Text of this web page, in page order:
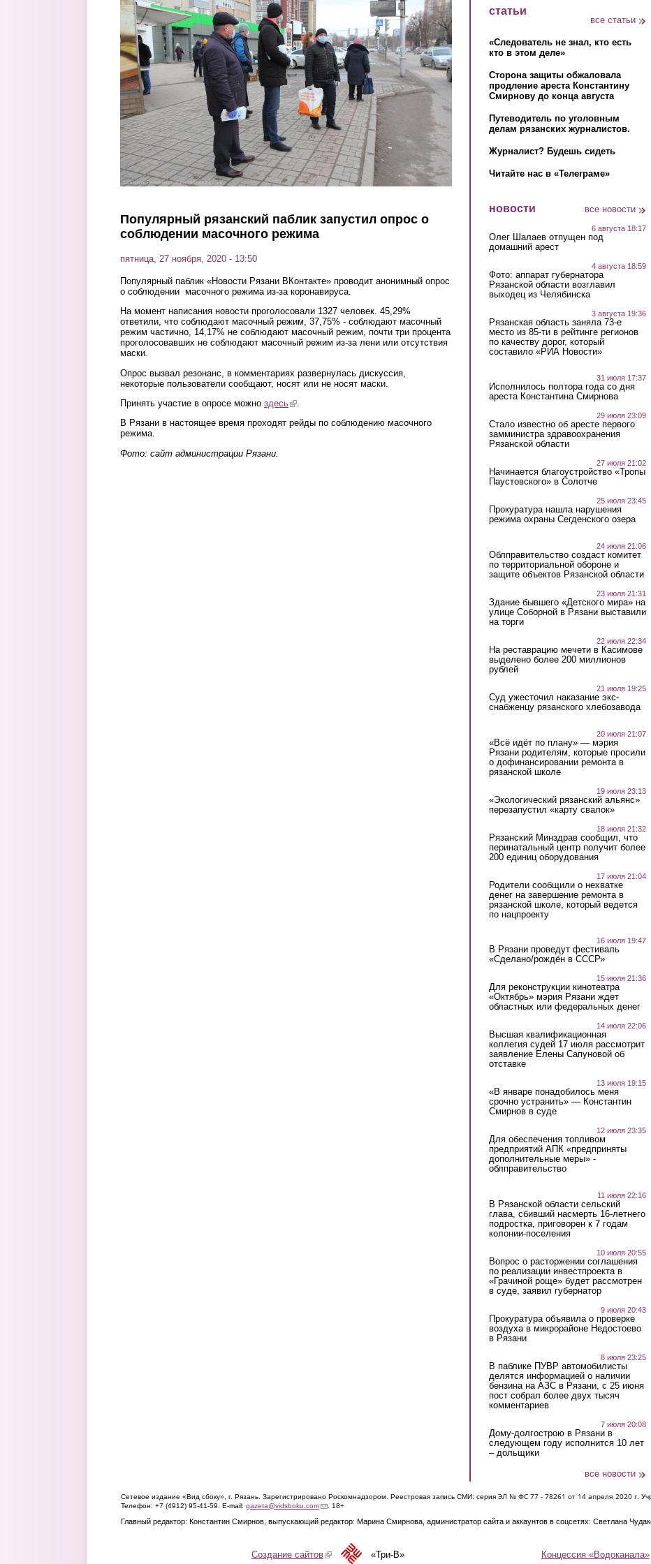
Перейти к основному содержанию
Популярный рязанский паблик запустил опрос о
соблюдении масочного режима
пятница, 27 ноября, 2020 - 13:50
Популярный паблик «Новости Рязани ВКонтакте» проводит анонимный опрос
о соблюдении масочного режима из-за коронавируса.
На момент написания новости проголосовали 1327 человек. 45,29%
ответили, что соблюдают масочный режим, 37,75% - соблюдают масочный
режим частично, 14,17% не соблюдают масочный режим, почти три процента
проголосовавших не соблюдают масочный режим из-за лени или отсутствия
маски.
Опрос вызвал резонанс, в комментариях развернулась дискуссия,
некоторые пользователи сообщают, носят или не носят маски.
Принять участие в опросе можно здесь(link is external)
В Рязани в настоящее время проходят рейды по соблюдению масочного
режима.
Фото: сайт администрации Рязани.
статьи
все статьи
«Следователь не знал, кто есть
кто в этом деле»
Сторона защиты обжаловала
продление ареста Константину
Смирнову до конца августа
Путеводитель по уголовным
делам рязанских журналистов.
Журналист? Будешь сидеть
Читайте нас в «Телеграме»
новости все новости
6 августа 18:17
Олег Шалаев отпущен под
домашний арест
4 августа 18:59
Фото: аппарат губернатора
Рязанской области возглавил
выходец из Челябинска
3 августа 19:36
Рязанская область заняла 73-е
место из 85-ти в рейтинге регионов
по качеству дорог, который
составило «РИА Новости»
31 июля 17:37
Исполнилось полтора года со дня
ареста Константина Смирнова
29 июля 23:09
Стало известно об аресте первого
замминистра здравоохранения
Рязанской области
27 июля 21:02
Начинается благоустройство «Тропы
Паустовского» в Солотче
25 июля 23:45
Прокуратура нашла нарушения
режима охраны Сегденского озера
24 июля 21:06
Облправительство создаст комитет
по территориальной обороне и
защите объектов Рязанской области
23 июля 21:31
Здание бывшего «Детского мира» на
улице Соборной в Рязани выставили
на торги
22 июля 22:34
На реставрацию мечети в Касимове
выделено более 200 миллионов
рублей
21 июля 19:25
Суд ужесточил наказание экс-
снабженцу рязанского хлебозавода
20 июля 21:07
«Всё идёт по плану» — мэрия
Рязани родителям, которые просили
о дофинансировании ремонта в
рязанской школе
19 июля 23:13
«Экологический рязанский альянс»
перезапустил «карту свалок»
18 июля 21:32
Рязанский Минздрав сообщил, что
перинатальный центр получит более
200 единиц оборудования
17 июля 21:04
Родители сообщили о нехватке
денег на завершение ремонта в
рязанской школе, который ведется
по нацпроекту
16 июля 19:47
В Рязани проведут фестиваль
«Сделано/рождён в СССР»
15 июля 21:36
Для реконструкции кинотеатра
«Октябрь» мэрия Рязани ждет
областных или федеральных денег
14 июля 22:06
Высшая квалификационная
коллегия судей 17 июля рассмотрит
заявление Елены Сапуновой об
отставке
13 июля 19:15
«В январе понадобилось меня
срочно устранить» — Константин
Смирнов в суде
12 июля 23:35
Для обеспечения топливом
предприятий АПК «предприняты
дополнительные меры» -
облправительство
11 июля 22:16
В Рязанской области сельский
глава, сбивший насмерть 16-летнего
подростка, приговорен к 7 годам
колонии-поселения
10 июля 20:55
Вопрос о расторжении соглашения
по реализации инвестпроекта в
«Грачиной роще» будет рассмотрен
в суде, заявил губернатор
9 июля 20:43
Прокуратура объявила о проверке
воздуха в микрорайоне Недостоево
в Рязани
8 июля 23:25
В паблике ПУВР автомобилисты
делятся информацией о наличии
бензина на АЗС в Рязани, с 25 июня
пост собрал более двух тысяч
комментариев
7 июля 20:08
Дому-долгострою в Рязани в
следующем году исполнится 10 лет
– дольщики
все новости
Сетевое издание «Вид сбоку», г. Рязань. Зарегистрировано Роскомнадзором. Реестровая запись СМИ: серия ЭЛ № ФС 77 - 78261 от 14 апреля 2020 г.
Телефон: +7 (4912) 95-41-59. E-mail: gazeta@vidsboku.com(link sends e-mail)
. 18+
Главный редактор: Константин Смирнов, выпускающий редактор: Марина Смирнова, администратор сайта и аккаунтов в соцсетях: Светлана
Концессия «Водоканала»
Создание сайтов(link is external)«Три-В»